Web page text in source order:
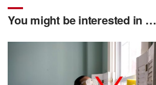
You might be interested in …